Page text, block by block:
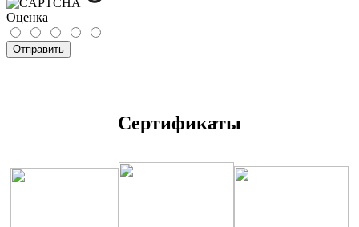
Оценка
Отправить
Сертификаты